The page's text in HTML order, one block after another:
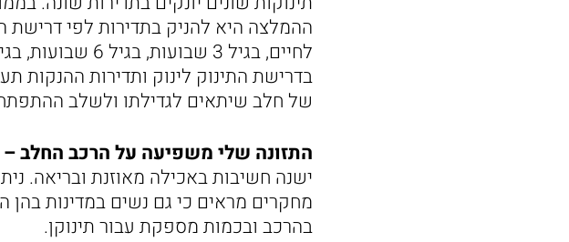
ההמלצה היא להניק בתדירות לפי דרישת
בדרישת התינוק לינוק ותדירות ההנקות
של חלב שיתאים לגדילתו ולשלב
התזונה שלי משפיעה על הרכב החלב –
ישנה חשיבות באכילה מאוזנת ובריאה.
מחקרים מראים כי גם נשים במדינות בהן
בהרכב ובכמות מספקת עבור תינוקן.